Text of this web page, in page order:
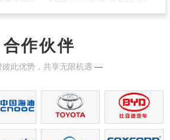
出现过延时交货的情况，生产实
合作伙伴
彼此优势，共享无限机遇 —